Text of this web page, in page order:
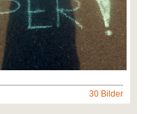
30 Bilder